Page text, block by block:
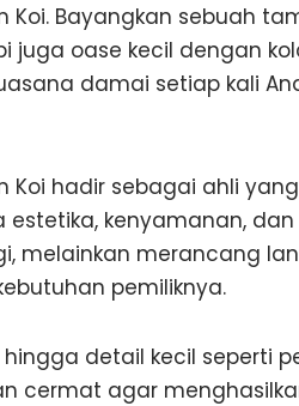
Koi. Bayangkan sebuah
juga oase kecil dengan
damai setiap kali
Koi hadir sebagai ahli
kenyamanan, dan
melainkan merancang
pemiliknya.
detail kecil seperti
cermat agar